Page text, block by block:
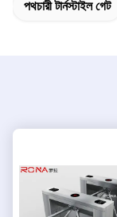
পথচারী টার্নস্টাইল গেট